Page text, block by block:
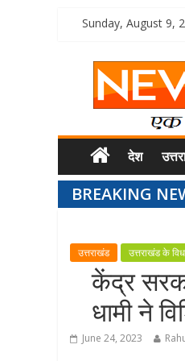
Sunday, August 9,
देश
BREAKING
उत्तराखंड उत्तराखंड के
केंद्र
धामी ने
June 24, 2023